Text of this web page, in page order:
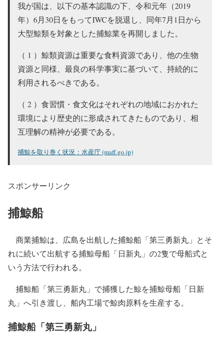
我が国は、以下の基本認識の下、令和元年（2019
年）6月30日をもってIWCを脱退し、同年7月1日から
大型鯨類を対象とした捕鯨業を再開しました。
（ 1 ）鯨類資源は重要な食料資源であり、他の生物
資源と同様、最良の科学事実に基づいて、持続的に
利用されるべきである。
（ 2 ）食習慣・食文化はそれぞれの地域におかれた
環境により歴史的に形成されてきたものであり、相
互理解の精神が必要である。
捕鯨を取り巻く状況：水産庁 (maff.go.jp)
スポンサーリンク
捕鯨船
商業捕鯨は、広島を出航した捕鯨船「第三勇新丸」とそ
れに続いて出航する捕鯨母船「日新丸」の2隻で母船式と
いう方法で行われる。
捕鯨船「第三勇新丸」で捕獲した鯨を捕鯨母船「日新
丸」へ引き渡し、船内工場で鯨肉原料を生産する。
捕鯨船「第三勇新丸」